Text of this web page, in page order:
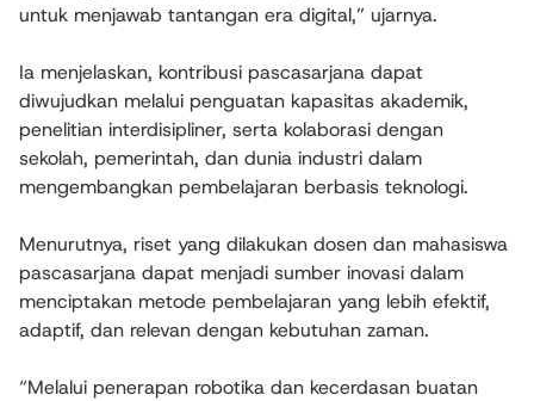
untuk menjawab tantangan era digital,” ujarnya.
Ia menjelaskan, kontribusi pascasarjana dapat
diwujudkan melalui penguatan kapasitas akademik,
penelitian interdisipliner, serta kolaborasi dengan
sekolah, pemerintah, dan dunia industri dalam
mengembangkan pembelajaran berbasis teknologi.
Menurutnya, riset yang dilakukan dosen dan mahasiswa
pascasarjana dapat menjadi sumber inovasi dalam
menciptakan metode pembelajaran yang lebih efektif,
adaptif, dan relevan dengan kebutuhan zaman.
“Melalui penerapan robotika dan kecerdasan buatan